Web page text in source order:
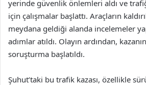
yerinde güvenlik önlemleri aldı ve
için çalışmalar başlattı. Araçların
meydana geldiği alanda incelemeler
adımlar atıldı. Olayın ardından,
soruşturma başlatıldı.
Şuhut’taki bu trafik kazası, özellikle